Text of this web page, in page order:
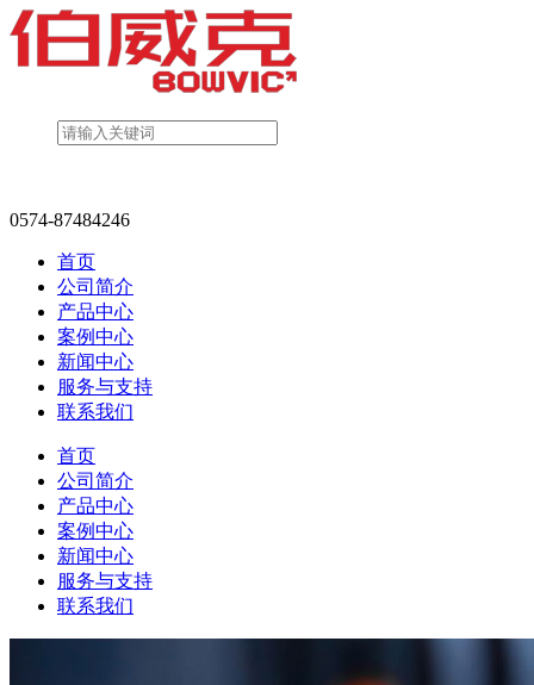
0574-87484246
首页
公司简介
产品中心
案例中心
新闻中心
服务与支持
联系我们
首页
公司简介
产品中心
案例中心
新闻中心
服务与支持
联系我们